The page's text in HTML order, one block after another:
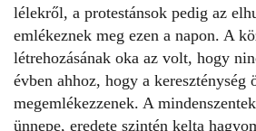
lélekről, a protestánsok pedig az
emlékeznek meg ezen a napon. A
létrehozásának oka az volt, hogy
évben ahhoz, hogy a kereszténység
megemlékezzenek. A mindenszentek
ünnepe, eredete szintén kelta